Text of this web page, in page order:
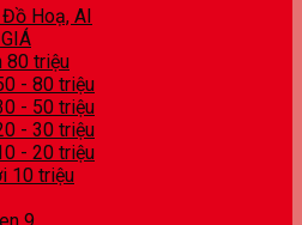
Đồ Hoạ, AI
80 triệu
- 80 triệu
- 50 triệu
- 30 triệu
- 20 triệu
10 triệu